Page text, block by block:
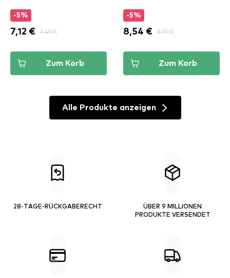
-5%
7,12 € 7,49 €
Zum Korb
-5%
8,54 € 8,99 €
Zum Korb
Alle Produkte anzeigen
28-TAGE-RÜCKGABERECHT
ÜBER 9 MILLIONEN
PRODUKTE VERSENDET